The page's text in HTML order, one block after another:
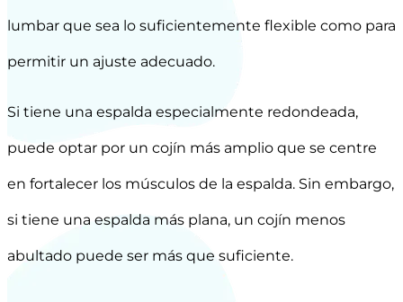
lumbar que sea lo suficientemente flexible como para
permitir un ajuste adecuado.
Si tiene una espalda especialmente redondeada,
puede optar por un cojín más amplio que se centre
en fortalecer los músculos de la espalda. Sin embargo,
si tiene una espalda más plana, un cojín menos
abultado puede ser más que suficiente.